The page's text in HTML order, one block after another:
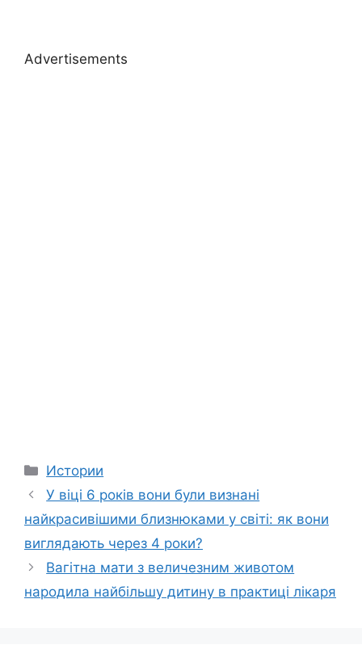
Advertisements
Categories
Истории
У віці 6 років вони були визнані
найкрасивішими близнюками у світі: як вони
виглядають через 4 роки?
Вагітна мати з величезним животом
народила найбільшу дитину в практиці лікаря